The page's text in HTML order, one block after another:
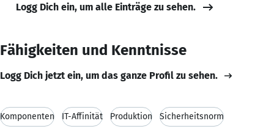
Logg Dich ein, um alle Einträge zu sehen.
Fähigkeiten und Kenntnisse
Logg Dich jetzt ein, um das ganze Profil zu sehen.
Komponenten IT-Affinität Produktion Sicherheitsnorm